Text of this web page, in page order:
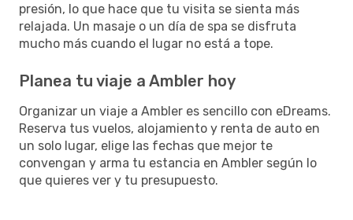
presión, lo que hace que tu visita se sienta más
relajada. Un masaje o un día de spa se disfruta
mucho más cuando el lugar no está a tope.
Planea tu viaje a Ambler hoy
Organizar un viaje a Ambler es sencillo con eDreams.
Reserva tus vuelos, alojamiento y renta de auto en
un solo lugar, elige las fechas que mejor te
convengan y arma tu estancia en Ambler según lo
que quieres ver y tu presupuesto.